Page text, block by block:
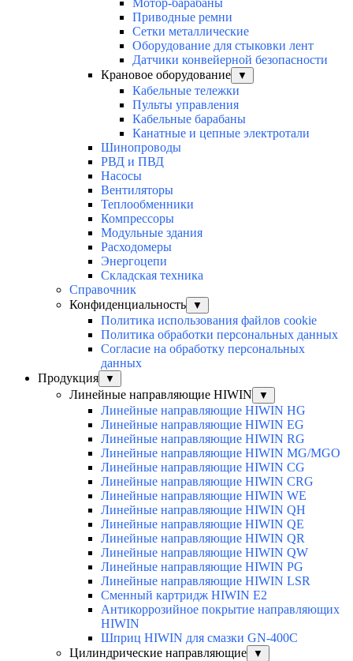
Мотор-барабаны
Приводные ремни
Сетки металлические
Оборудование для стыковки лент
Датчики конвейерной безопасности
Крановое оборудование
▼
Кабельные тележки
Пульты управления
Кабельные барабаны
Канатные и цепные электротали
Шинопроводы
РВД и ПВД
Насосы
Вентиляторы
Теплообменники
Компрессоры
Модульные здания
Расходомеры
Энергоцепи
Складская техника
Справочник
Конфиденциальность
▼
Политика использования файлов cookie
Политика обработки персональных данных
Согласие на обработку персональных
данных
Продукция
▼
Линейные направляющие HIWIN ▼
Линейные направляющие HIWIN HG
Линейные направляющие HIWIN EG
Линейные направляющие HIWIN RG
Линейные направляющие HIWIN MG/MGO
Линейные направляющие HIWIN CG
Линейные направляющие HIWIN CRG
Линейные направляющие HIWIN WE
Линейные направляющие HIWIN QH
Линейные направляющие HIWIN QE
Линейные направляющие HIWIN QR
Линейные направляющие HIWIN QW
Линейные направляющие HIWIN PG
Линейные направляющие HIWIN LSR
Сменный картридж HIWIN E2
Антикоррозийное покрытие направляющих
HIWIN
Шприц HIWIN для смазки GN-400C
Цилиндрические направляющие
▼